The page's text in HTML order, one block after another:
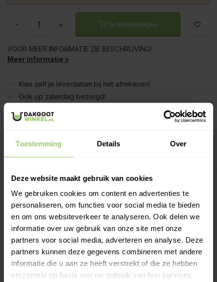
Toestemming Details Over
Deze website maakt gebruik van cookies
We gebruiken cookies om content en advertenties te
personaliseren, om functies voor social media te bieden
en om ons websiteverkeer te analyseren. Ook delen we
informatie over uw gebruik van onze site met onze
partners voor social media, adverteren en analyse. Deze
partners kunnen deze gegevens combineren met andere
informatie die u aan ze heeft verstrekt of die ze hebben
verzameld op basis van uw gebruik van hun services.
- + In Winkelwagen
VOOR MEER INFORMATIE ZIE BESCHRIJVING!
Meer informatie >
Kies zelf je leverdatum bij het afrekenen!
Ook op zaterdag bezorgd!
Deskundig advies!
Meer dan 10 jaar tevreden shoppers!
Beschrijving
Regenpijp lengtes:
Regenpijpen worden eenvoudig in elkaar geschoven. Per
deel wordt deze ca 5 a 10cm in de onderliggen buis
geschoven. Om die reden is bijvoorbeeld de 4,95 meter set (1
x 3 meter + 1 x 2 meter) ca. 5cm korter na montage.